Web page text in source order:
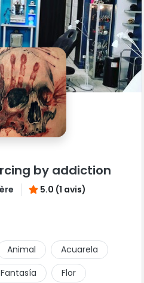
by addiction
5.0 (1 avis)
Animal
Acuarela
Fantasía
Flor